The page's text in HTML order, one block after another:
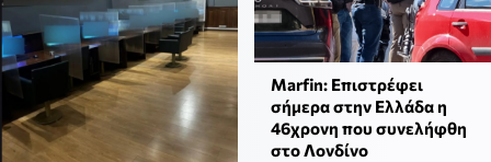
Marfin: Επιστρέφει
σήμερα στην Ελλάδα η
46χρονη που συνελήφθη
στο Λονδίνο